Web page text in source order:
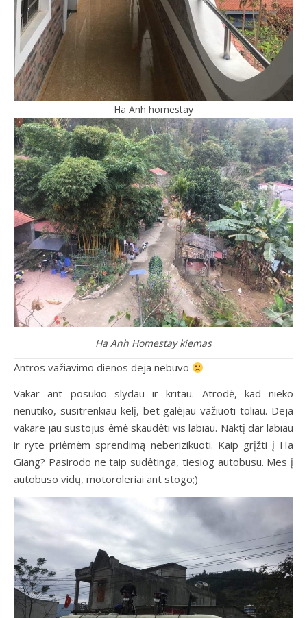
Ha Anh homestay
Ha Anh Homestay kiemas
Antros važiavimo dienos deja nebuvo
Vakar ant posūkio slydau ir kritau. Atrodė, kad nieko
nenutiko, susitrenkiau kelį, bet galėjau važiuoti toliau. Deja
vakare jau sustojus ėmė skaudėti vis labiau. Naktį dar labiau
ir ryte priėmėm sprendimą neberizikuoti. Kaip grįžti į Ha
Giang? Pasirodo ne taip sudėtinga, tiesiog autobusu. Mes į
autobuso vidų, motoroleriai ant stogo;)